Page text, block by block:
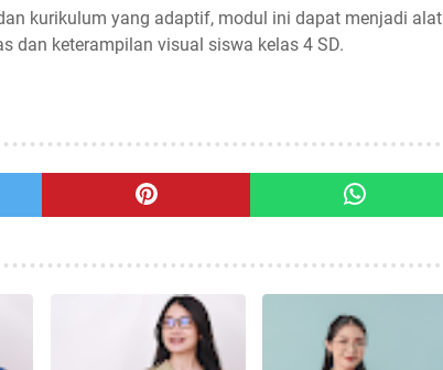
kurikulum yang adaptif, modul ini dapat menjadi alat
dan keterampilan visual siswa kelas 4 SD.